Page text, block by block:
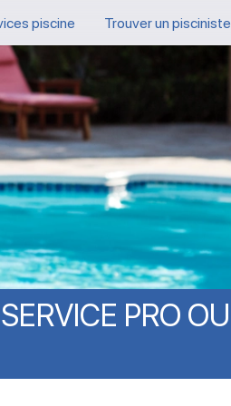
piscine Trouver un pisciniste
SERVICE PRO OU